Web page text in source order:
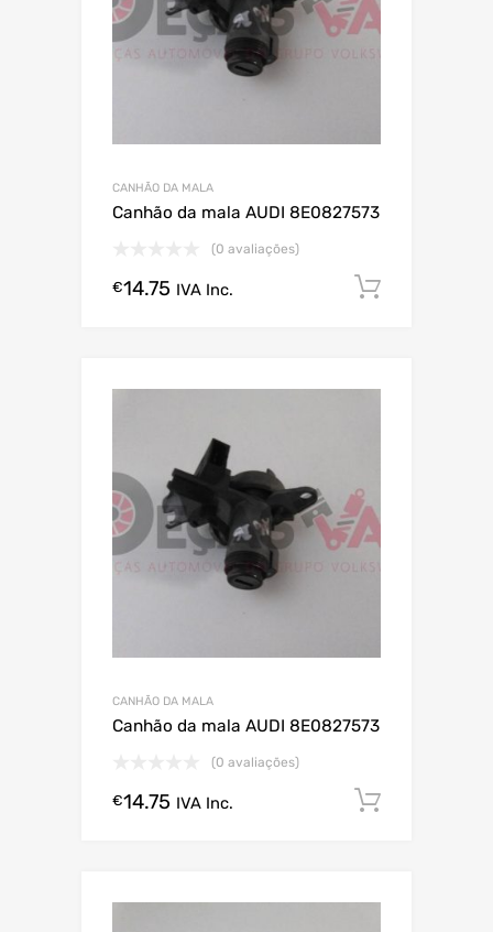
CANHÃO DA MALA
Canhão da mala AUDI 8E0827573
(0 avaliações)
€14.75 IVA Inc.
CANHÃO DA MALA
Canhão da mala AUDI 8E0827573
(0 avaliações)
€14.75 IVA Inc.